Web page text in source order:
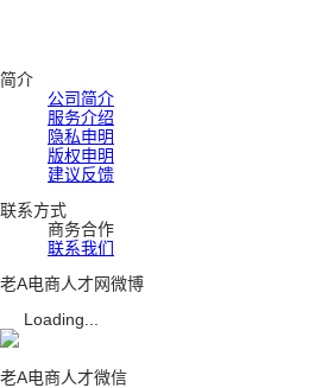
简介
公司简介
服务介绍
隐私申明
版权申明
建议反馈
联系方式
商务合作
联系我们
老A电商人才网微博
Loading...
老A电商人才微信